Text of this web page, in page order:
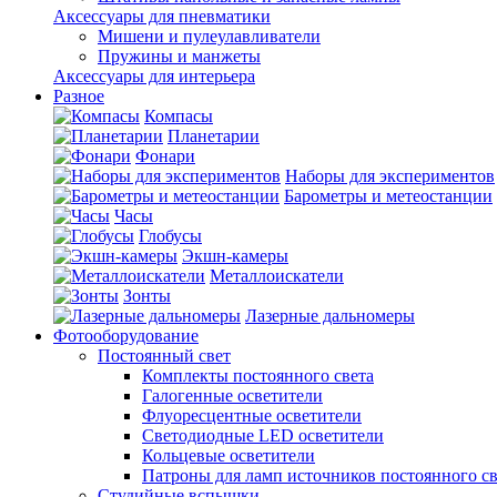
Аксессуары для пневматики
Мишени и пулеулавливатели
Пружины и манжеты
Аксессуары для интерьера
Разное
Компасы
Планетарии
Фонари
Наборы для экспериментов
Барометры и метеостанции
Часы
Глобусы
Экшн-камеры
Металлоискатели
Зонты
Лазерные дальномеры
Фотооборудование
Постоянный свет
Комплекты постоянного света
Галогенные осветители
Флуоресцентные осветители
Светодиодные LED осветители
Кольцевые осветители
Патроны для ламп источников постоянного